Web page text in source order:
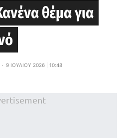
θέμα για
9 ΙΟΥΛΊΟΥ 2026 | 10:48